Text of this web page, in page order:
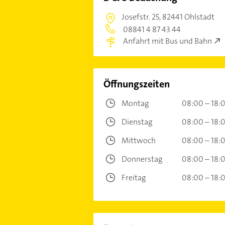
Josefstr. 25,82441 Ohlstadt
08841 4 87 43 44
Anfahrt mit Bus und Bahn
Öffnungszeiten
Montag
08:00 –
Dienstag
08:00 –
Mittwoch
08:00 –
Donnerstag
08:00 –
Freitag
08:00 –